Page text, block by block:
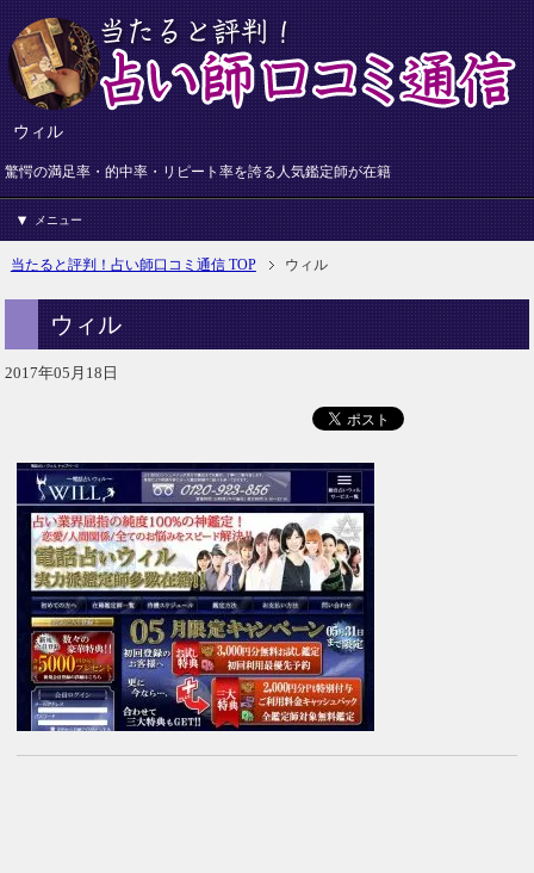
ウィル
驚愕の満足率・的中率・リピート率を誇る人気鑑定師が在籍
メニュー
当たると評判！占い師口コミ通信 TOP ウィル
ウィル
2017年05月18日